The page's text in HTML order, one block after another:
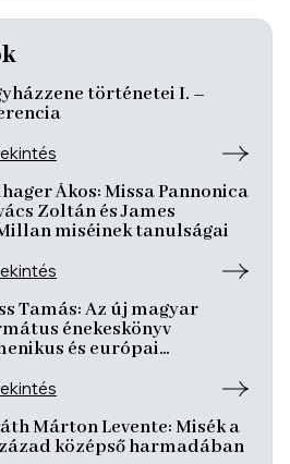
történetei I. –
Ákos: Missa Pannonica
Zoltán és James
miséinek tanulságai
Tamás: Az új magyar
énekeskönyv
és európai
Márton Levente: Misék a
középső harmadában